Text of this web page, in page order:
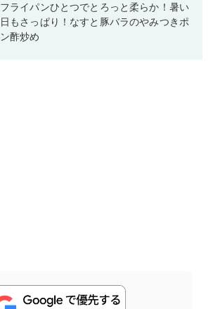
フライパンひとつでとろっと柔らか！暑い
日もさっぱり！なすと豚バラのやみつきポ
ン酢炒め